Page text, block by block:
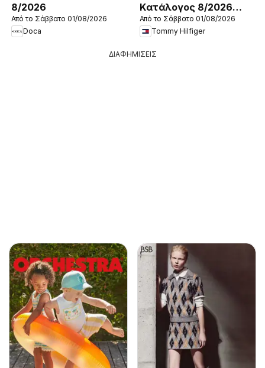
8/2026
Από το Σάββατο 01/08/2026
Doca
Kατάλογος 8/2026
New in Women
Από το Σάββατο 01/08/2026
Tommy Hilfiger
ΔΙΑΦΗΜΙΣΕΙΣ